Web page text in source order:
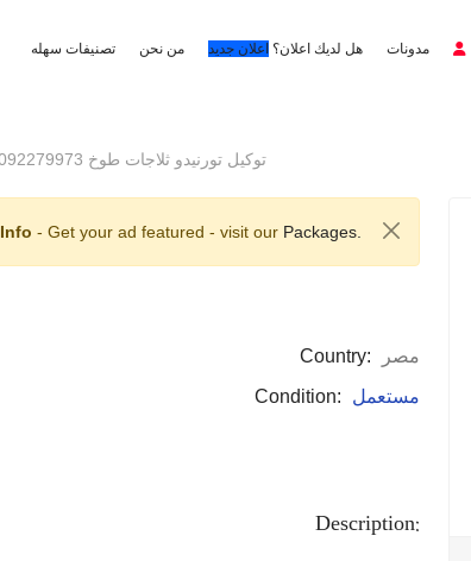
تصنيفات سهله من نحن هل لديك اعلان؟ اعلان جديد مدونات
توكيل تورنيدو ثلاجات طوخ 01092279973 خدمات توكيل تورنيدو ثلاجات طوخ
Info - Get your ad featured - visit our Packages.
Country:
مصر
Condition: مستعمل
Description: